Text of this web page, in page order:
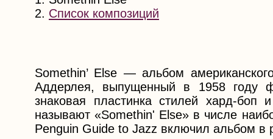
2. Список композиций
Somethin’ Else — альбом
Аддерлея, выпущенный в 1958 году
знаковая пластинка стилей хард-боп
называют «Somethin' Else» в числе
Penguin Guide to Jazz включил альбом в